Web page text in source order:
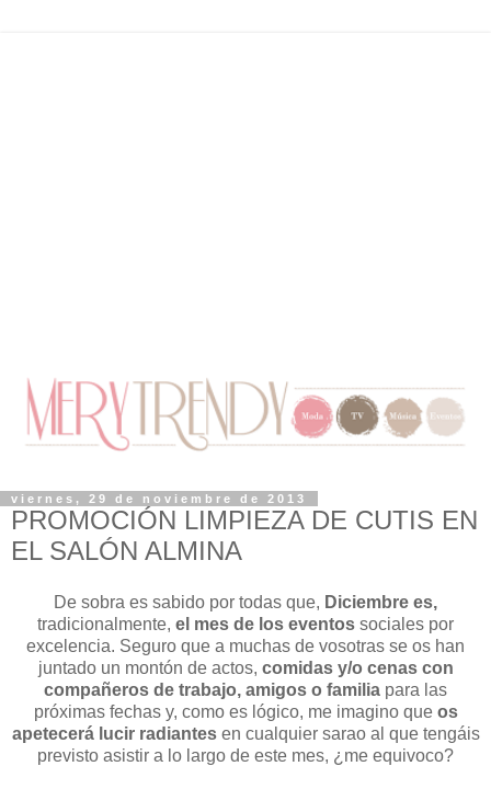
viernes, 29 de noviembre de 2013
PROMOCIÓN LIMPIEZA DE CUTIS EN
EL SALÓN ALMINA
De sobra es sabido por todas que, Diciembre es,
tradicionalmente, el mes de los eventos sociales por
excelencia. Seguro que a muchas de vosotras se os han
juntado un montón de actos, comidas y/o cenas con
compañeros de trabajo, amigos o familia para las
próximas fechas y, como es lógico, me imagino que os
apetecerá lucir radiantesen cualquier sarao al que tengáis
previsto asistir a lo largo de este mes, ¿me equivoco?